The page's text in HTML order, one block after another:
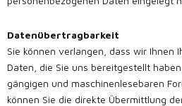
Datenübertragbarkeit
Sie können verlangen, dass wir Ihnen
Daten, die Sie uns bereitgestellt
gängigen und maschinenlesebaren
können Sie die direkte Übermittlung